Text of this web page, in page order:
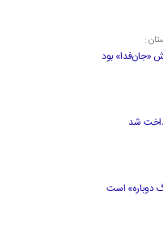
:
«جان‌فدا» بود
دوباره» است